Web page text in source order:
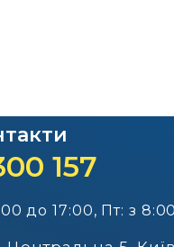
157
до 17:00, Пт: з